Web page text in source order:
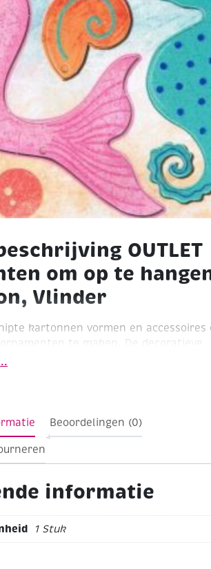
OUTLET
om op te
Vlinder
kartonnen vormen en accessoires
te maken. De decoratieve
geweldig voor wenskaarten,
draad, pailletten en
Beoordelingen (0)
informatie
1 Stuk